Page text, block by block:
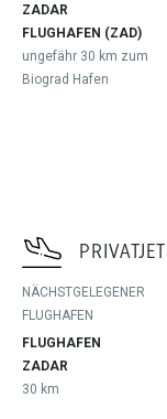
ZADAR
FLUGHAFEN (ZAD)
ungefähr 30 km zum
Biograd Hafen
NÄCHSTGELEGENER
FLUGHAFEN
FLUGHAFEN
ZADAR
30 km